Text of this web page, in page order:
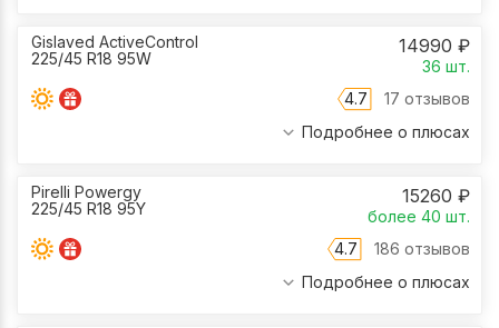
Gislaved ActiveControl
225/45 R18 95W
14990 ₽
36 шт.
4.7
17 отзывов
Подробнее о плюсах
Pirelli Powergy
225/45 R18 95Y
15260 ₽
более 40 шт.
4.7
186 отзывов
Подробнее о плюсах